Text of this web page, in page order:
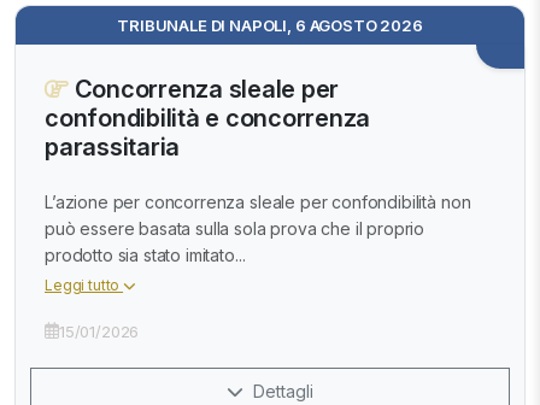
TRIBUNALE DI NAPOLI, 6 AGOSTO 2026
Concorrenza sleale per
confondibilità e concorrenza
parassitaria
L’azione per concorrenza sleale per confondibilità non
può essere basata sulla sola prova che il proprio
prodotto sia stato imitato...
Leggi tutto
15/01/2026
Dettagli